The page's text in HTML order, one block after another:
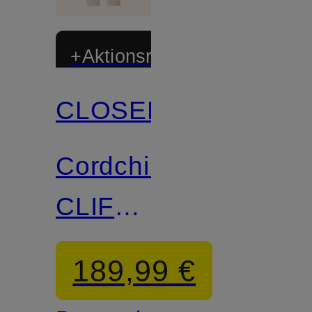
+Aktionsrabatt
Zertifiziert
CLOSED
Cordchino
CLIFTON
TRUE
Regular
189,99 €